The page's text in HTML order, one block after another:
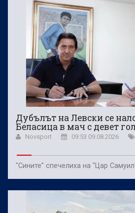
Дубълът на Левски се
Беласица в мач с девет
Novsport 09:53 09.08.2026
"Сините" спечелиха на "Цар